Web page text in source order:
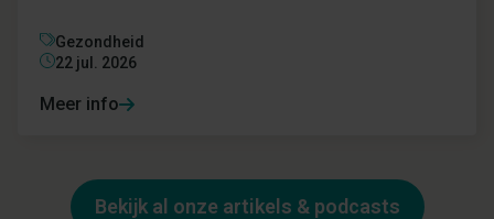
Gezondheid
22 jul. 2026
Meer info
Bekijk al onze artikels & podcasts